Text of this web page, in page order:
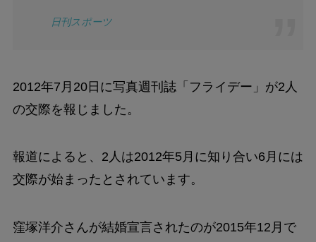
日刊スポーツ
2012年7月20日に写真週刊誌「フライデー」が2人
の交際を報じました。
報道によると、2人は2012年5月に知り合い6月には
交際が始まったとされています。
窪塚洋介さんが結婚宣言されたのが2015年12月で